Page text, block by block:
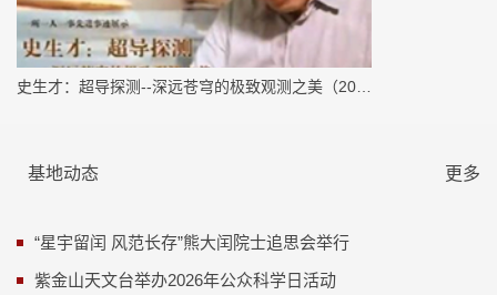
基地动态 更多
“星宇留闰 风范长存”熊大闰院士追思会举行
紫金山天文台举办2026年公众科学日活动